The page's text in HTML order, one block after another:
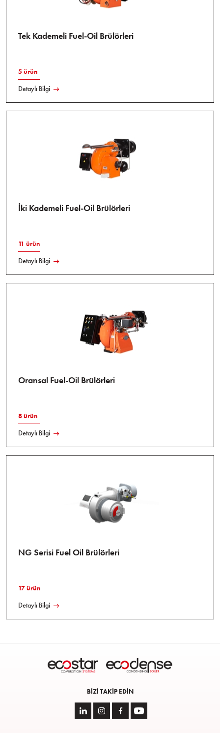
Tek Kademeli Fuel-Oil Brülörleri
5 ürün
Detaylı Bilgi
İki Kademeli Fuel-Oil Brülörleri
11 ürün
Detaylı Bilgi
Oransal Fuel-Oil Brülörleri
8 ürün
Detaylı Bilgi
NG Serisi Fuel Oil Brülörleri
17 ürün
Detaylı Bilgi
BIZI TAKIP EDIN